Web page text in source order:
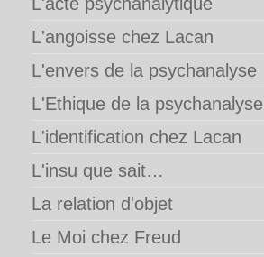
L'angoisse chez Lacan
L'envers de la psychanalyse
L'Ethique de la psychanalyse
L'identification chez Lacan
L'insu que sait…
La relation d'objet
Le Moi chez Freud